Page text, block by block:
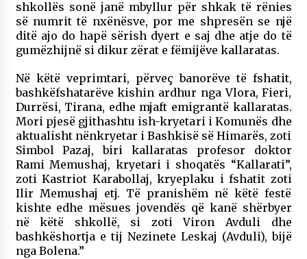
shkollës sonë janë mbyllur për shkak të rënies
së numrit të nxënësve, por me shpresën se një
ditë ajo do hapë sërish dyert e saj dhe atje do të
gumëzhijnë si dikur zërat e fëmijëve kallaratas.
Në këtë veprimtari, përveç banorëve të fshatit,
bashkëfshatarëve kishin ardhur nga Vlora, Fieri,
Durrësi, Tirana, edhe mjaft emigrantë kallaratas.
Mori pjesë gjithashtu ish-kryetari i Komunës dhe
aktualisht nënkryetar i Bashkisë së Himarës, zoti
Simbol Pazaj, biri kallaratas profesor doktor
Rami Memushaj, kryetari i shoqatës “Kallarati”,
zoti Kastriot Karabollaj, kryeplaku i fshatit zoti
Ilir Memushaj etj. Të pranishëm në këtë festë
kishte edhe mësues jovendës që kanë shërbyer
në këtë shkollë, si zoti Viron Avduli dhe
bashkëshortja e tij Nezinete Leskaj (Avduli), bijë
nga Bolena.”